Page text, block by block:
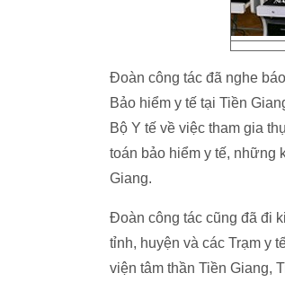
Đoàn công tác đã nghe
Bảo hiểm y tế tại Tiền
Bộ Y tế về việc tham gia
toán bảo hiểm y tế, những
Giang.
Đoàn công tác cũng đã đi
tỉnh, huyện và các Trạm y
viện tâm thần Tiền Giang,